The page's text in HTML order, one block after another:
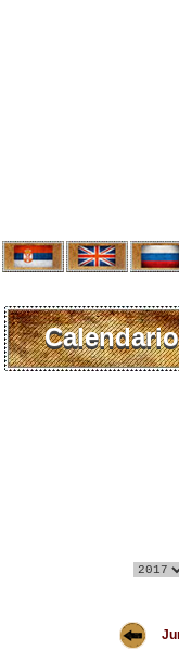
Calendario